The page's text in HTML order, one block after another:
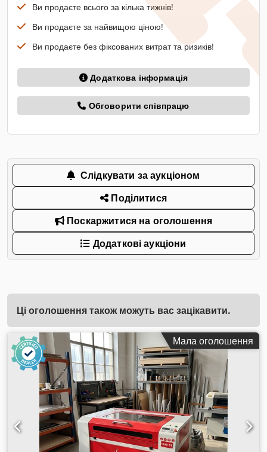
Ви продаєте всього за кілька тижнів!
Ви продаєте за найвищою ціною!
Ви продаєте без фіксованих витрат та ризиків!
Додаткова інформація
Обговорити співпрацю
Слідкувати за аукціоном
Поділитися
Поскаржитися на оголошення
Додаткові аукціони
Ці оголошення також можуть вас зацікавити.
Мала оголошення